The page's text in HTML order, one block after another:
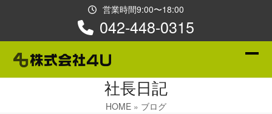
営業時間9:00〜18:00
042-448-0315
社長日記
HOME » ブログ